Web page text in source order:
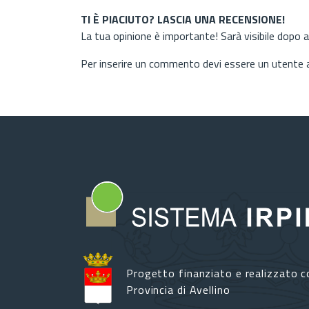
TI È PIACIUTO? LASCIA UNA RECENSIONE!
La tua opinione è importante! Sarà visibile dopo
Per inserire un commento devi essere un
Progetto finanziato e realizzato
Provincia di Avellino